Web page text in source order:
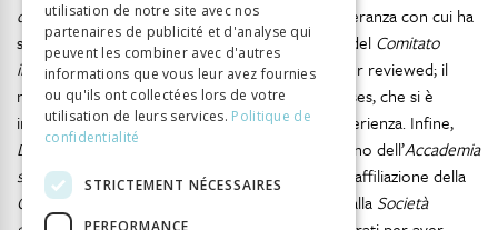
didactique de l’histoire (CODHIS), per la perseveranza con cui ha
sostenuto quest’avventura editoriale; i membri del Comitato
internazionale di letturagaranti della rubrica peer reviewed; il
nostro editore Alphil-Presses universitaires suisses, che si è
impegnato con entusiasmo in questa nuova esperienza. Infine,
Didactica Historica
ha potuto contare sul sostegno dell’Accademia
svizzera delle scienze umane e sociali– tramite l’affiliazione della
Coordinazione nazionale di didattica della storia
alla Società
utilisation de notre site avec nos
partenaires de publicité et d'analyse qui
peuvent les combiner avec d'autres
informations que vous leur avez fournies
ou qu'ils ont collectées lors de votre
utilisation de leurs services. Politique de
confidentialité
STRICTEMENT NÉCESSAIRES
PERFORMANCE